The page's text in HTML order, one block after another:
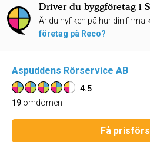
Driver du byggföretag i
Är du nyfiken på hur din firma
företag på Reco?
Aspuddens Rörservice AB
4.5
19 omdömen
Få